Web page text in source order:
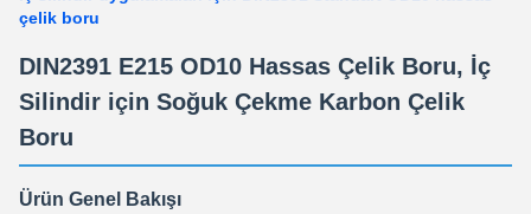
çelik boru
DIN2391 E215 OD10 Hassas Çelik Boru, İç
Silindir için Soğuk Çekme Karbon Çelik
Boru
Ürün Genel Bakışı